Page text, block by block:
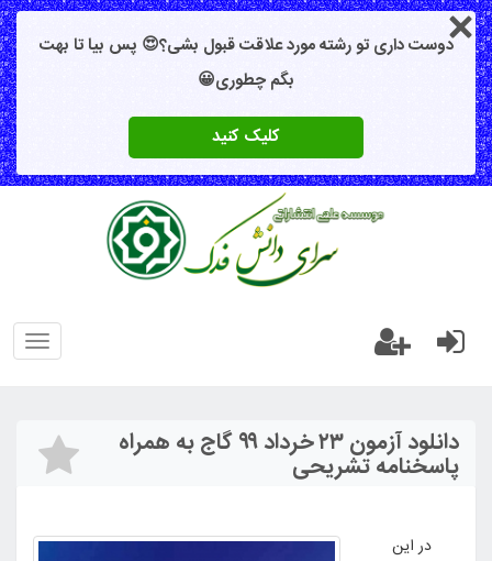
دوست داری تو رشته مورد علاقت قبول بشی؟😍 پس بیا تا بهت
بگم چطوری😀
کلیک کنید
دانلود آزمون ۲۳ خرداد ۹۹ گاج به همراه
پاسخنامه تشریحی
در این